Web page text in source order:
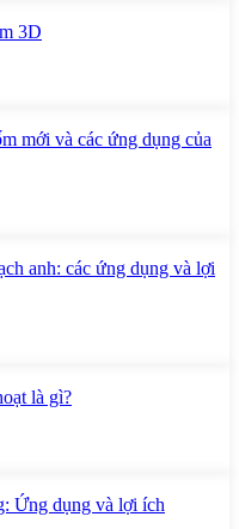
3D
mới và các ứng dụng của
anh: các ứng dụng và lợi
là gì?
Ứng dụng và lợi ích